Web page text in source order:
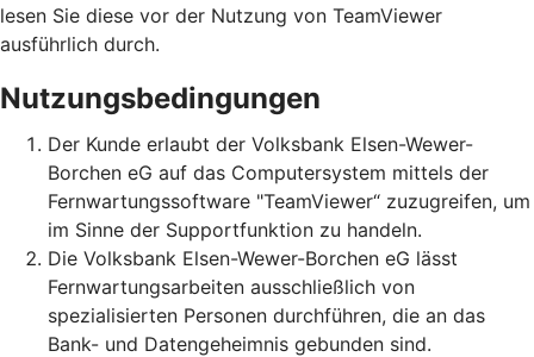
lesen Sie diese vor der Nutzung von TeamViewer
ausführlich durch.
Nutzungsbedingungen
Der Kunde erlaubt der Volksbank Elsen-Wewer-
Borchen eG auf das Computersystem mittels der
Fernwartungssoftware "TeamViewer“ zuzugreifen, um
im Sinne der Supportfunktion zu handeln.
Die Volksbank Elsen-Wewer-Borchen eG lässt
Fernwartungsarbeiten ausschließlich von
spezialisierten Personen durchführen, die an das
Bank- und Datengeheimnis gebunden sind.